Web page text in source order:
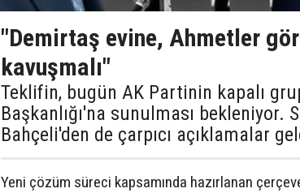
"Demirtaş evine, Ahmetler
kavuşmalı"
Teklifin, bugün AK Partinin kapalı
Başkanlığı'na sunulması
Bahçeli'den de çarpıcı açıklamalar
Yeni çözüm süreci kapsamında hazırlanan